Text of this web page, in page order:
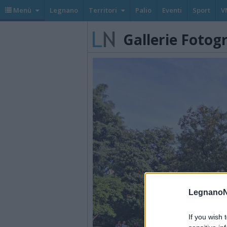
If you wish
Menù Legnano Territori Palio Eventi Sport
Gallerie